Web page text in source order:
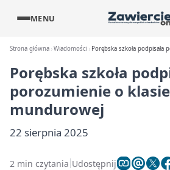
MENU
Strona główna Wiadomości Porębska szkoła
Porębska szkoła
porozumienie o klasie
mundurowej
22 sierpnia 2025
2 min czytania Udostępnij